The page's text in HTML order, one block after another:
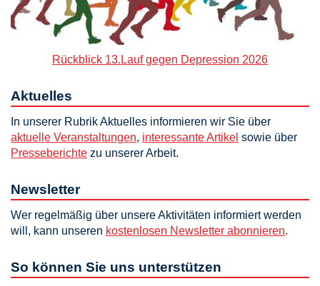
Rückblick 13.Lauf gegen Depression 2026
Aktuelles
In unserer Rubrik Aktuelles informieren wir Sie über
aktuelle Veranstaltungen, interessante Artikel sowie über
Presseberichte zu unserer Arbeit.
Newsletter
Wer regelmäßig über unsere Aktivitäten informiert werden
will, kann unseren kostenlosen Newsletter abonnieren.
So können Sie uns unterstützen